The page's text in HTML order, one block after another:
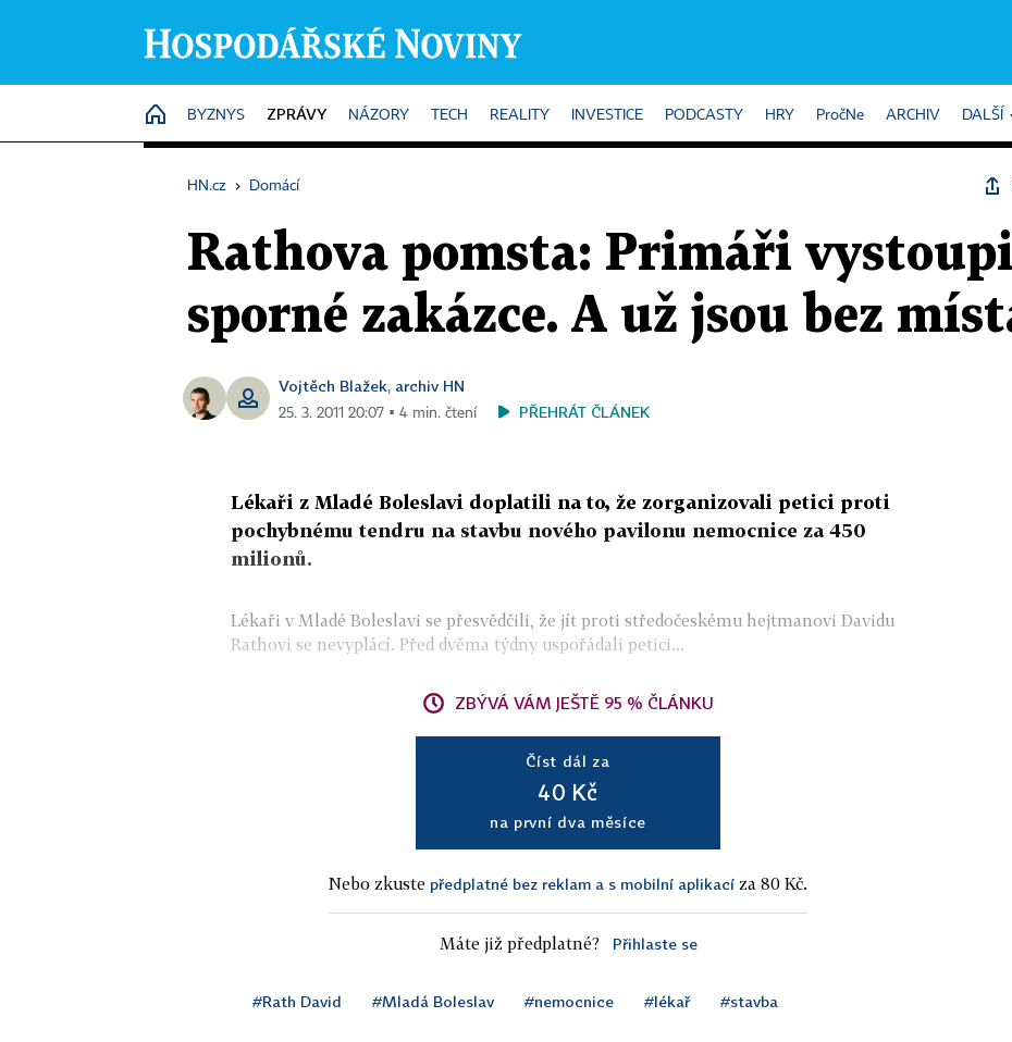
HOME
BYZNYS ZPRÁVY NÁZORY TECH REALITY INVESTICE PODCASTY HRY PročNe ARCHIV DALŠÍ
HN.cz › Domácí
Rathova pomsta: Primáři
sporné zakázce. A už jsou bez
Vojtěch Blažek, archiv HN
25. 3. 2011 20:07 ▪ 4 min. čtení PŘEHRÁT ČLÁNEK
Lékaři z Mladé Boleslavi doplatili na to, že zorganizovali petici proti
pochybnému tendru na stavbu nového pavilonu nemocnice za 450
milionů.
Lékaři v Mladé Boleslavi se přesvědčili, že jít proti středočeskému hejtmanovi Davidu
Rathovi se nevyplácí. Před dvěma týdny uspořádali petici...
ZBÝVÁ VÁM JEŠTĚ 95 % ČLÁNKU
Číst dál za
40 Kč
na první dva měsíce
Nebo zkuste předplatné bez reklam a s mobilní aplikací za 80 Kč.
Máte již předplatné? Přihlaste se
#Rath David #Mladá Boleslav #nemocnice #lékař #stavba